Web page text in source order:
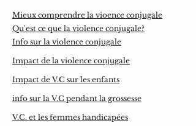
Mieux comprendre la vioence conjugale
Qu'est ce que la violence conjugale?
Info sur la violence conjugale
Impact de la violence conjugale
Impact de V.C sur les enfants
info sur la V.C pendant la grossesse
V.C. et les femmes handicapées